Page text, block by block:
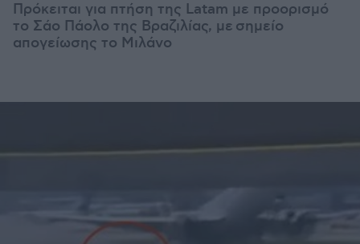
Πρόκειται για πτήση της Latam με προορισμό
το Σάο Πάολο της Βραζιλίας, με σημείο
απογείωσης το Μιλάνο